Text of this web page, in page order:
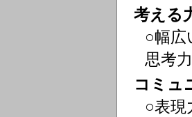
考える
○幅広
思考力
コミュ
○表現